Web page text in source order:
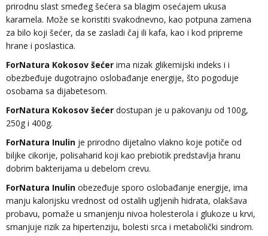
prirodnu slast smeđeg šećera sa blagim osećajem ukusa
karamela. Može se koristiti svakodnevno, kao potpuna zamena
za bilo koji šećer, da se zasladi čaj ili kafa, kao i kod pripreme
hrane i poslastica.
ForNatura Kokosov šećer ima nizak glikemijski indeks i i
obezbeđuje dugotrajno oslobađanje energije, što pogoduje
osobama sa dijabetesom.
ForNatura Kokosov šećer dostupan je u pakovanju od 100g,
250g i 400g.
ForNatura Inulin je prirodno dijetalno vlakno koje potiče od
biljke cikorije, polisaharid koji kao prebiotik predstavlja hranu
dobrim bakterijama u debelom crevu.
ForNatura Inulin obezeđuje sporo oslobađanje energije, ima
manju kalorijsku vrednost od ostalih ugljenih hidrata, olakšava
probavu, pomaže u smanjenju nivoa holesterola i glukoze u krvi,
smanjuje rizik za hipertenziju, bolesti srca i metabolički sindrom.